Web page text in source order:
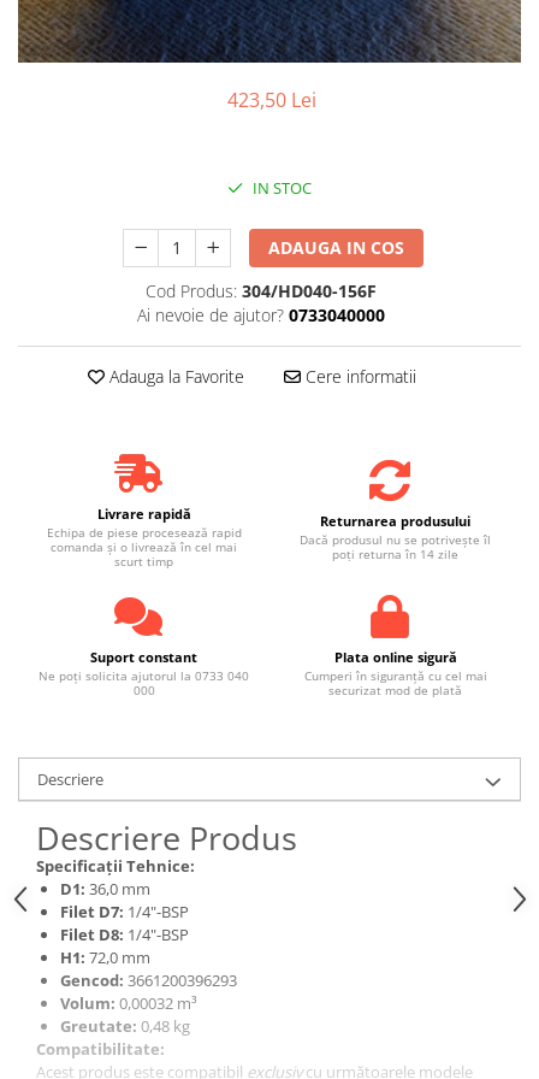
423,50 Lei
IN STOC
ADAUGA IN COS
Cod Produs: 304/HD040-156F
Ai nevoie de ajutor? 0733040000
Adauga la Favorite Cere informatii
Livrare rapidă
Echipa de piese procesează rapid
comanda și o livrează în cel mai
scurt timp
Returnarea produsului
Dacă produsul nu se potrivește îl
poți returna în 14 zile
Suport constant
Ne poți solicita ajutorul la 0733 040
000
Plata online sigură
Cumperi în siguranță cu cel mai
securizat mod de plată
Descriere
Descriere Produs
Specificații Tehnice:
D1: 36,0 mm
Filet D7: 1/4"-BSP
Filet D8: 1/4"-BSP
H1: 72,0 mm
Gencod: 3661200396293
Volum: 0,00032 m³
Greutate: 0,48 kg
Compatibilitate:
Acest produs este compatibil exclusivcu următoarele modele